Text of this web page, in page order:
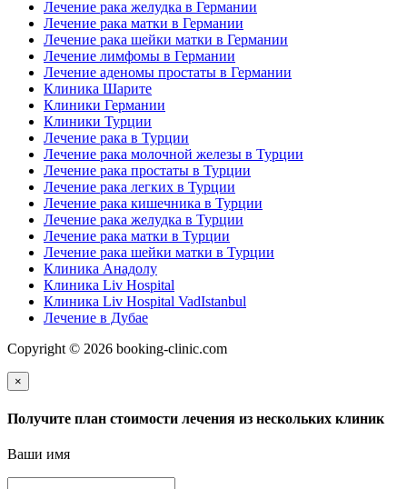
Лечение рака желудка в Германии
Лечение рака матки в Германии
Лечение рака шейки матки в Германии
Лечение лимфомы в Германии
Лечение аденомы простаты в Германии
Клиника Шарите
Клиники Германии
Клиники Турции
Лечение рака в Турции
Лечение рака молочной железы в Турции
Лечение рака простаты в Турции
Лечение рака легких в Турции
Лечение рака кишечника в Турции
Лечение рака желудка в Турции
Лечение рака матки в Турции
Лечение рака шейки матки в Турции
Клиника Анадолу
Клиника Liv Hospital
Клиника Liv Hospital VadIstanbul
Лечение в Дубае
Copyright © 2026 booking-clinic.com
×
Получите план стоимости лечения из нескольких клиник
Ваши имя